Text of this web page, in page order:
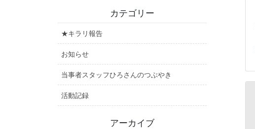
カテゴリー
★キラリ報告
お知らせ
当事者スタッフひろさんのつぶやき
活動記録
アーカイブ